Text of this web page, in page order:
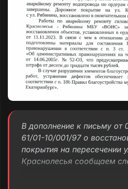
В дополнение к письму
61/01-10/001/97 о
покрытия на пересечении
Краснолесья сообщаем